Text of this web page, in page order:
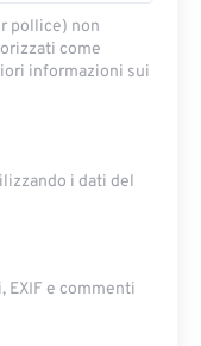
pollice) non
come
informazioni sui
i dati del
​​e commenti